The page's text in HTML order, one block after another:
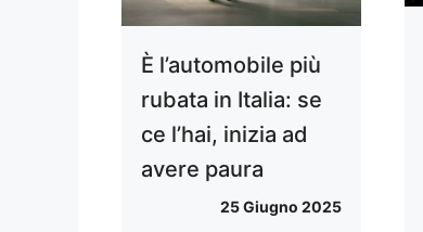
È l’automobile più
rubata in Italia: se
ce l’hai, inizia ad
avere paura
25 Giugno 2025